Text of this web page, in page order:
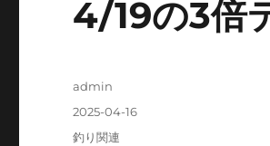
4/19の3倍
投
admin
投
稿
2025-04-16
カ
釣り関連